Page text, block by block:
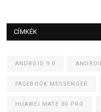
CÍMKÉK
ANDROID 9.0
FACEBOOK MESSENGER
HUAWEI MATE 30 PRO